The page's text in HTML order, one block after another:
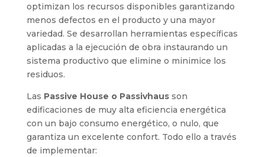
optimizan los recursos disponibles garantizando
menos defectos en el producto y una mayor
variedad. Se desarrollan herramientas específicas
aplicadas a la ejecución de obra instaurando un
sistema productivo que elimine o minimice los
residuos.
Las Passive House o Passivhausson
edificaciones de muy alta eficiencia energética
con un bajo consumo energético, o nulo, que
garantiza un excelente confort. Todo ello a través
de implementar: